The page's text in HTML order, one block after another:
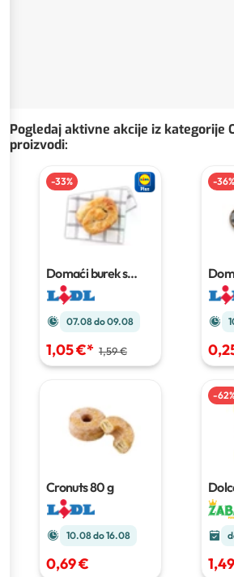
Pogledaj aktivne akcije iz kategorije
proizvodi:
-33%
Domaći burek s
mesom210 g
07.08 do 09.08
1,05 €* 1,59 €
-36%
Cronuts80 g
10.08 do 16.08
0,69 €
-62
Cake